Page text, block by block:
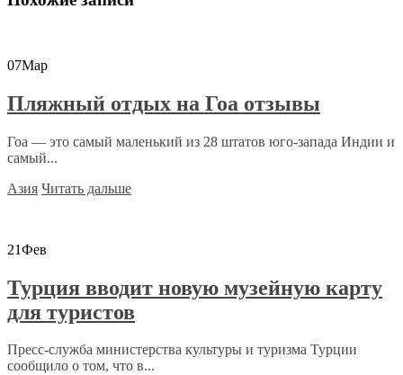
07Мар
Пляжный отдых на Гоа отзывы
Гоа — это самый маленький из 28 штатов юго-запада Индии и
самый...
Азия Читать дальше
21Фев
Турция вводит новую музейную карту
для туристов
Пресс-служба министерства культуры и туризма Турции
сообщило о том, что в...